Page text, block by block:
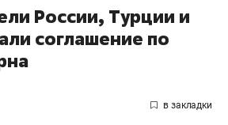
России, Турции и
соглашение по